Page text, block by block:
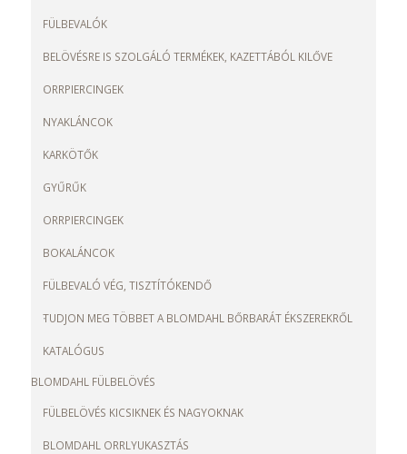
FÜLBEVALÓK
BELÖVÉSRE IS SZOLGÁLÓ TERMÉKEK, KAZETTÁBÓL KILŐVE
ORRPIERCINGEK
NYAKLÁNCOK
KARKÖTŐK
GYŰRŰK
ORRPIERCINGEK
BOKALÁNCOK
FÜLBEVALÓ VÉG, TISZTÍTÓKENDŐ
TUDJON MEG TÖBBET A BLOMDAHL BŐRBARÁT ÉKSZEREKRŐL
KATALÓGUS
BLOMDAHL FÜLBELÖVÉS
FÜLBELÖVÉS KICSIKNEK ÉS NAGYOKNAK
BLOMDAHL ORRLYUKASZTÁS